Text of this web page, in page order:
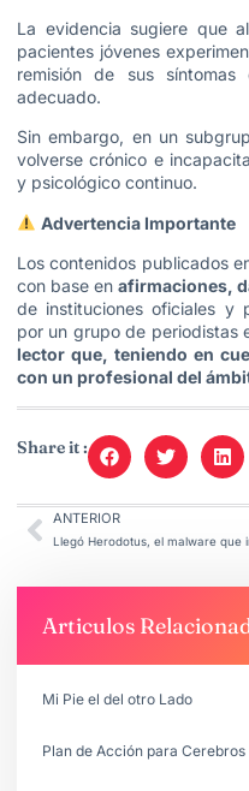
La evidencia sugiere que
pacientes jóvenes
remisión de sus
adecuado.
Sin embargo, en un
volverse crónico e
y psicológico continuo.
Advertencia Importante
Los contenidos publicados
con base en afirmaciones,
de instituciones oficiales y
por un grupo de periodistas
lector que, teniendo en
con un profesional del
Share it :
ANTERIOR
Articulos
Mi Pie el del otro Lado
Plan de Acción para